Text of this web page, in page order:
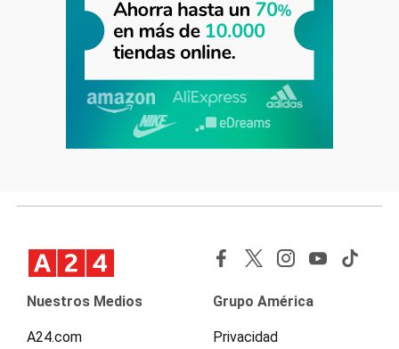
Nuestros Medios
A24.com
Grupo América
Privacidad